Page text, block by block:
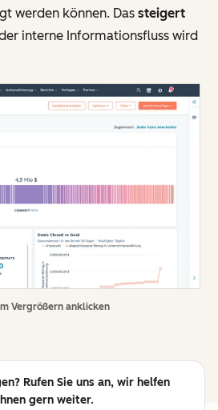
werden können. Das steigert
interne Informationsfluss wird
Vergrößern anklicken
Rufen Sie uns an, wir helfen
gern weiter.